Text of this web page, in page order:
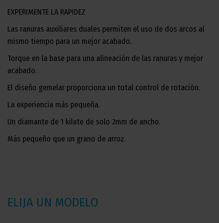
EXPERIMENTE LA RAPIDEZ
Las ranuras auxiliares duales permiten el uso de dos arcos al
mismo tiempo para un mejor acabado.
Torque en la base para una alineación de las ranuras y mejor
acabado.
El diseño gemelar proporciona un total control de rotación.
La experiencia más pequeña.
Un diamante de 1 kilate de solo 2mm de ancho.
Más pequeño que un grano de arroz.
ELIJA UN MODELO